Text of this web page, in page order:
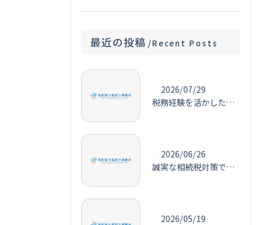
最近の投稿 Recent Posts
2026/07/29
税務経験を活かした経営コンサルの実務ポイント
2026/06/26
誠実な相続税対策で安心を提供する税理士の役割
2026/05/19